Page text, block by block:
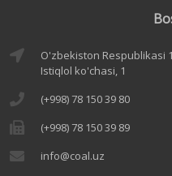
O'zbekiston Respublikasi
Istiqlol ko'chasi, 1
(+998) 78 150 39 80
(+998) 78 150 39 89
info@coal.uz